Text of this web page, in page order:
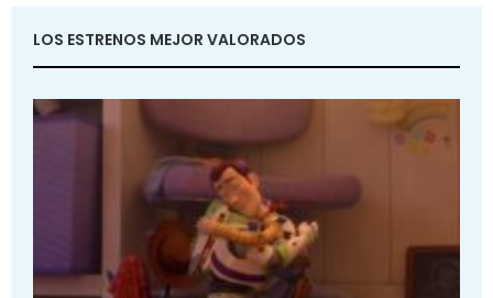
LOS ESTRENOS MEJOR VALORADOS